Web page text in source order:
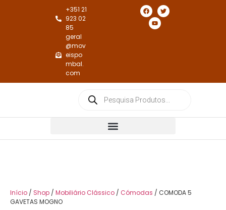
+351 21
923 02
85
geral
@mov
eispo
mbal.
com
Início / Shop / Mobiliário Clássico / Cómodas / COMODA 5
GAVETAS MOGNO